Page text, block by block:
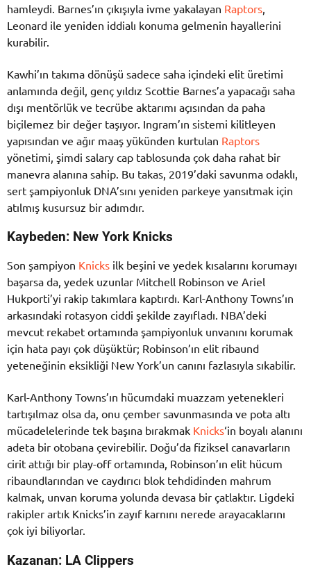
hamleydi. Barnes’ın çıkışıyla ivme yakalayan Raptors,
Leonard ile yeniden iddialı konuma gelmenin hayallerini
kurabilir.
Kawhi’ın takıma dönüşü sadece saha içindeki elit üretimi
anlamında değil, genç yıldız Scottie Barnes’a yapacağı saha
dışı mentörlük ve tecrübe aktarımı açısından da paha
biçilemez bir değer taşıyor. Ingram’ın sistemi kilitleyen
yapısından ve ağır maaş yükünden kurtulan Raptors
yönetimi, şimdi salary cap tablosunda çok daha rahat bir
manevra alanına sahip. Bu takas, 2019’daki savunma odaklı,
sert şampiyonluk DNA’sını yeniden parkeye yansıtmak için
atılmış kusursuz bir adımdır.
Kaybeden: New York Knicks
Son şampiyon Knicks ilk beşini ve yedek kısalarını korumayı
başarsa da, yedek uzunlar Mitchell Robinson ve Ariel
Hukporti’yi rakip takımlara kaptırdı. Karl-Anthony Towns’ın
arkasındaki rotasyon ciddi şekilde zayıfladı. NBA’deki
mevcut rekabet ortamında şampiyonluk unvanını korumak
için hata payı çok düşüktür; Robinson’ın elit ribaund
yeteneğinin eksikliği New York’un canını fazlasıyla sıkabilir.
Karl-Anthony Towns’ın hücumdaki muazzam yetenekleri
tartışılmaz olsa da, onu çember savunmasında ve pota altı
mücadelelerinde tek başına bırakmak Knicks‘in boyalı alanını
adeta bir otobana çevirebilir. Doğu’da fiziksel canavarların
cirit attığı bir play-off ortamında, Robinson’ın elit hücum
ribaundlarından ve caydırıcı blok tehdidinden mahrum
kalmak, unvan koruma yolunda devasa bir çatlaktır. Ligdeki
rakipler artık Knicks’in zayıf karnını nerede arayacaklarını
çok iyi biliyorlar.
Kazanan: LA Clippers